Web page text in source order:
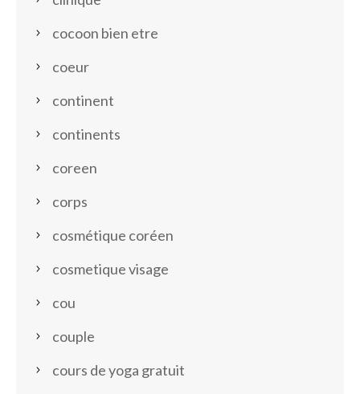
cocoon bien etre
coeur
continent
continents
coreen
corps
cosmétique coréen
cosmetique visage
cou
couple
cours de yoga gratuit